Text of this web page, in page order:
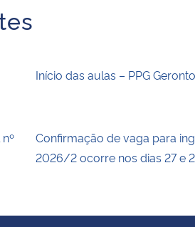
Início das aulas – PPG
Confirmação de vaga para
2026/2 ocorre nos dias 27 e